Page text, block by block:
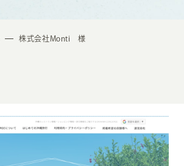
株式会社Monti 様